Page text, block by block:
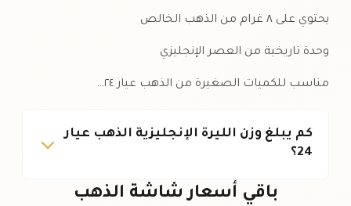
يحتوي على ٨ غرام من الذهب الخالص
وحدة تاريخية من العصر الإنجليزي
مناسب للكميات الصغيرة من الذهب عيار ٢٤…
كم يبلغ وزن الليرة الإنجليزية الذهب عيار
24؟
باقي أسعار شاشة الذهب